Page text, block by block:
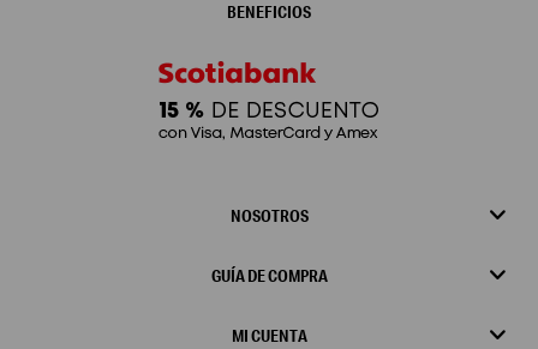
NOSOTROS
GUÍA DE COMPRA
MI CUENTA
BENEFICIOS